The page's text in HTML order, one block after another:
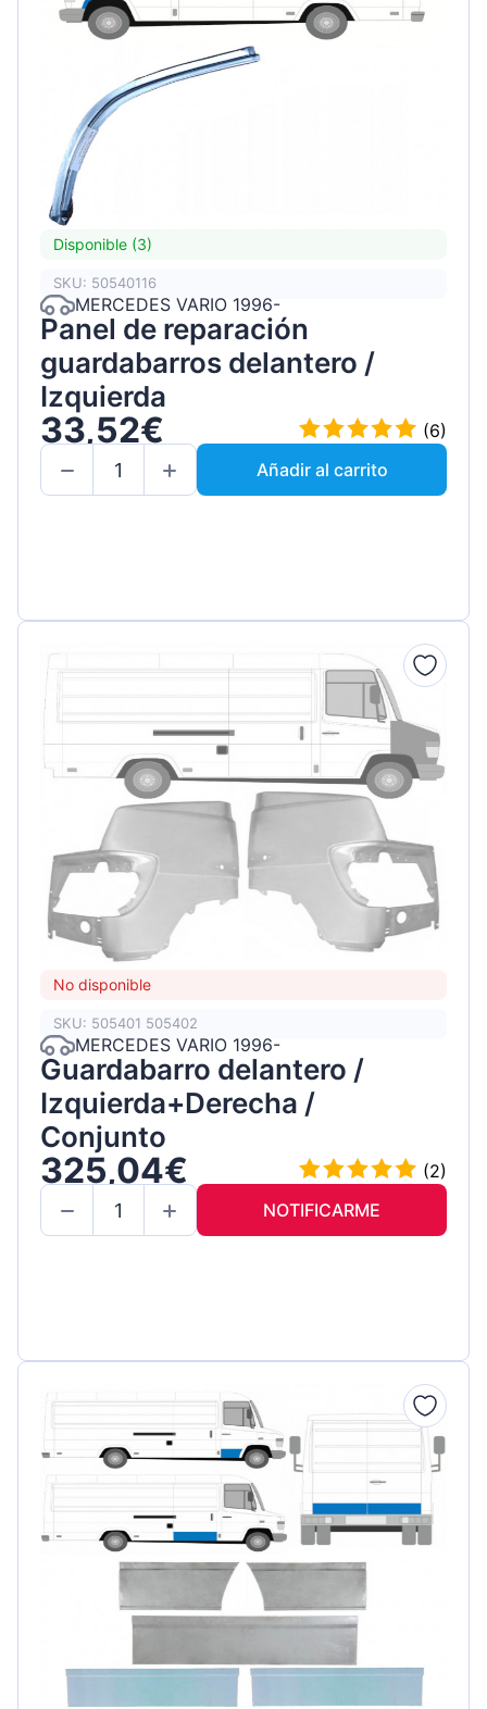
Disponible (3)
SKU: 50540116
MERCEDES VARIO 1996-
Panel de reparación
guardabarros delantero /
Izquierda
33,52€
(6)
Añadir al carrito
No disponible
SKU: 505401 505402
MERCEDES VARIO 1996-
Guardabarro delantero /
Izquierda+Derecha /
Conjunto
325,04€
(2)
NOTIFICARME